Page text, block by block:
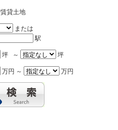
賃貸土地
または
駅
坪 ～ 坪
万円 ～ 万円